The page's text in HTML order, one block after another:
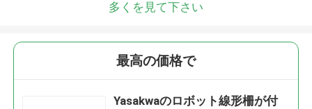
多くを見て下さい
最高の価格で
Yasakwaのロボット線形柵が付